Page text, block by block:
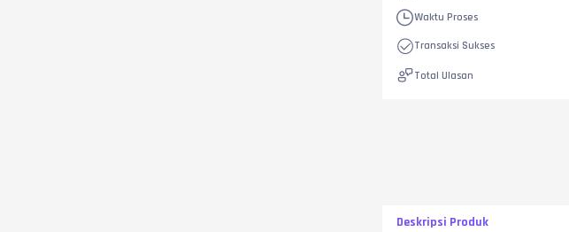
Waktu Proses
Transaksi Sukses
Total Ulasan
Deskripsi Produk